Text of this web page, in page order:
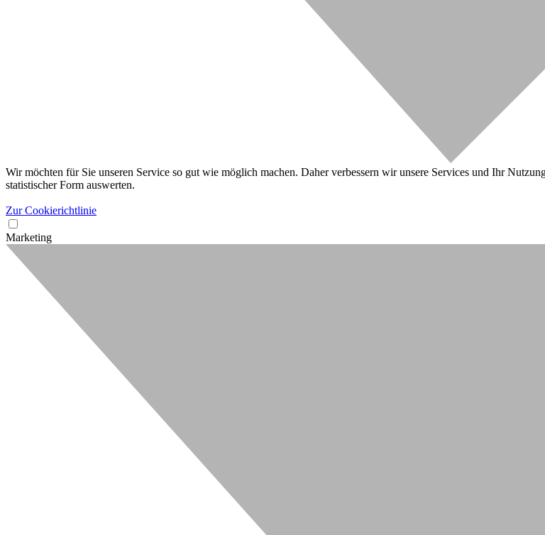
Wir möchten für Sie unseren Service so gut wie möglich machen. Daher verbessern wir unsere Services und Ihr
statistischer Form auswerten.
Zur Cookierichtlinie
Marketing